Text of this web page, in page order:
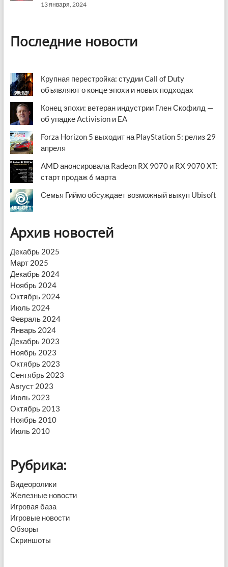
13 января, 2024
Последние новости
Крупная перестройка: студии Call of Duty
объявляют о конце эпохи и новых подходах
Конец эпохи: ветеран индустрии Глен Скофилд —
об упадке Activision и EA
Forza Horizon 5 выходит на PlayStation 5: релиз 29
апреля
AMD анонсировала Radeon RX 9070 и RX 9070 XT:
старт продаж 6 марта
Семья Гиймо обсуждает возможный выкуп Ubisoft
Архив новостей
Декабрь 2025
Март 2025
Декабрь 2024
Ноябрь 2024
Октябрь 2024
Июль 2024
Февраль 2024
Январь 2024
Декабрь 2023
Ноябрь 2023
Октябрь 2023
Сентябрь 2023
Август 2023
Июль 2023
Октябрь 2013
Ноябрь 2010
Июль 2010
Рубрика:
Видеоролики
Железные новости
Игровая база
Игровые новости
Обзоры
Скриншоты